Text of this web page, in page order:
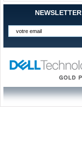
NEWSLETTER